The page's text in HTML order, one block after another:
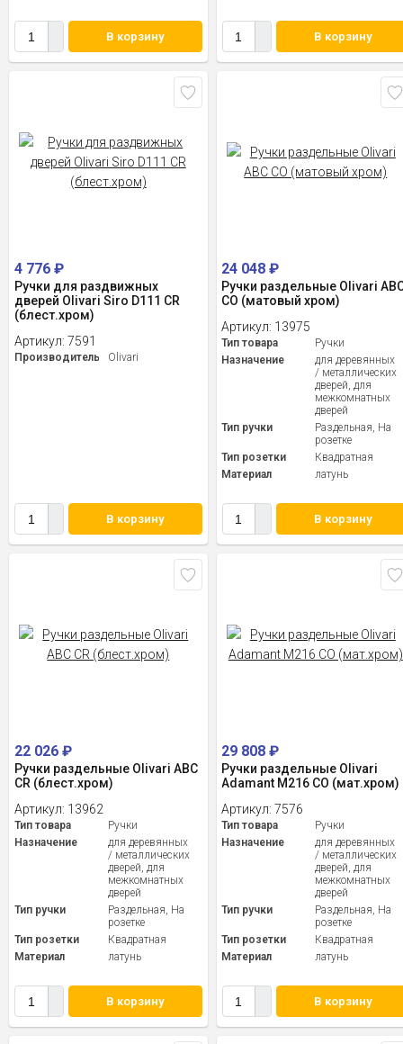
В корзину В корзину
4 776 ₽
Ручки для раздвижных
дверей Olivari Siro D111 CR
(блест.хром)
Артикул: 7591
Производитель Olivari
В корзину
24 048₽
Ручки раздельные Olivari
CO (матовый хром)
Артикул: 13975
Тип товара
Ручки
Назначение
для деревянных
/ металлических
дверей, для
межкомнатных
дверей
Тип ручки
Раздельная, На
розетке
Тип розетки
Квадратная
Материал
латунь
В корзину
22 026 ₽
Ручки раздельные Olivari ABC
CR (блест.хром)
Артикул: 13962
Тип товара
Ручки
Назначение
для деревянных
/ металлических
дверей, для
межкомнатных
дверей
Тип ручки
Раздельная, На
розетке
Тип розетки
Квадратная
Материал
латунь
В корзину
29 808₽
Ручки раздельные Olivari
Adamant M216 CO (мат.хром)
Артикул:7576
Тип товара
Ручки
Назначение
для деревянных
/ металлических
дверей, для
межкомнатных
дверей
Тип ручки
Раздельная, На
розетке
Тип розетки
Квадратная
Материал
латунь
В корзину